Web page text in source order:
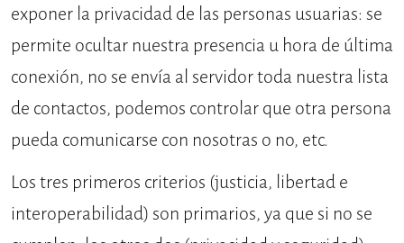
exponer la privacidad de las personas usuarias: se
permite ocultar nuestra presencia u hora de última
conexión, no se envía al servidor toda nuestra lista
de contactos, podemos controlar que otra persona
pueda comunicarse con nosotras o no, etc.
Los tres primeros criterios (justicia, libertad e
interoperabilidad) son primarios, ya que si no se